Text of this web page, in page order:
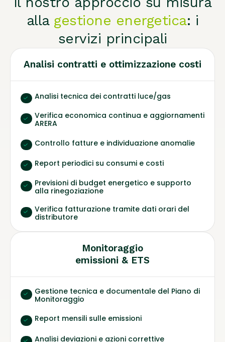
alla gestione energetica: i
servizi principali
Analisi contratti e ottimizzazione costi
Analisi tecnica dei contratti luce/gas
Verifica economica continua e aggiornamenti
ARERA
Controllo fatture e individuazione anomalie
Report periodici su consumi e costi
Previsioni di budget energetico e supporto
alla rinegoziazione
Verifica fatturazione tramite dati orari del
distributore
Monitoraggio
emissioni & ETS
Gestione tecnica e documentale del Piano di
Monitoraggio
Report mensili sulle emissioni
Analisi deviazioni e azioni correttive